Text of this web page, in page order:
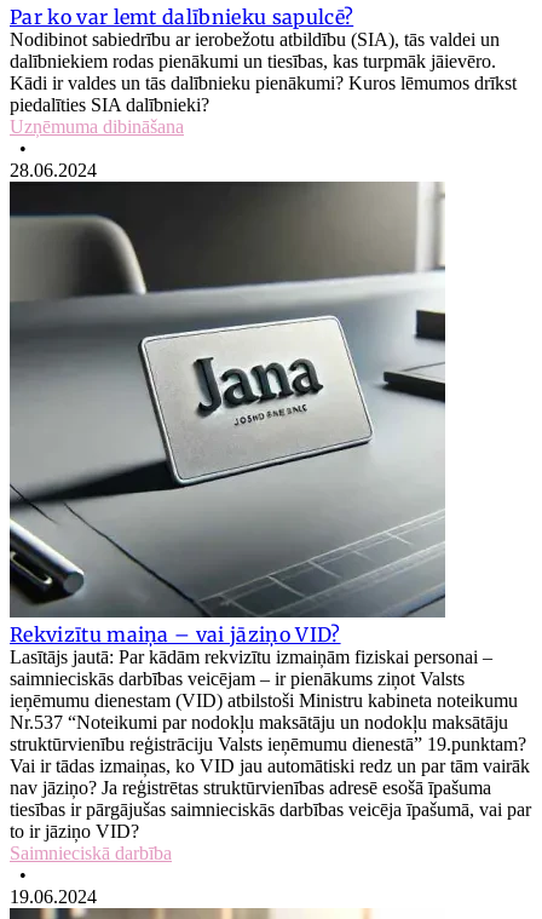
Par ko var lemt dalībnieku sapulcē?
Nodibinot sabiedrību ar ierobežotu atbildību (SIA), tās valdei un
dalībniekiem rodas pienākumi un tiesības, kas turpmāk jāievēro.
Kādi ir valdes un tās dalībnieku pienākumi? Kuros lēmumos drīkst
piedalīties SIA dalībnieki?
Uzņēmuma dibināšana
•
28.06.2024
Rekvizītu maiņa – vai jāziņo VID?
Lasītājs jautā: Par kādām rekvizītu izmaiņām fiziskai personai –
saimnieciskās darbības veicējam – ir pienākums ziņot Valsts
ieņēmumu dienestam (VID) atbilstoši Ministru kabineta noteikumu
Nr.537 “Noteikumi par nodokļu maksātāju un nodokļu maksātāju
struktūrvienību reģistrāciju Valsts ieņēmumu dienestā” 19.punktam?
Vai ir tādas izmaiņas, ko VID jau automātiski redz un par tām vairāk
nav jāziņo? Ja reģistrētas struktūrvienības adresē esošā īpašuma
tiesības ir pārgājušas saimnieciskās darbības veicēja īpašumā, vai par
to ir jāziņo VID?
Saimnieciskā darbība
•
19.06.2024